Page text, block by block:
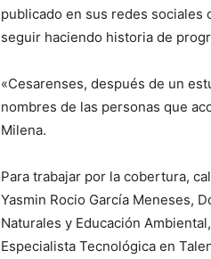
publicado en sus redes sociales
seguir haciendo historia de
«Cesarenses, después de un
nombres de las personas que
Milena.
Para trabajar por la cobertura,
Yasmin Rocio García Meneses,
Naturales y Educación
Especialista Tecnológica en